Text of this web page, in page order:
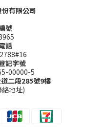
有限公司
號
話
記字號
00000-5
二段285號9樓
地址)